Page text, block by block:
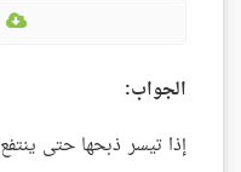
الجواب:
إذا تيسر ذبحها حتى